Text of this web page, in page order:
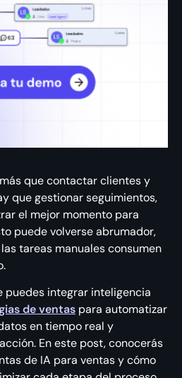
que contactar clientes y
que gestionar seguimientos,
el mejor momento para
puede volverse abrumador,
tareas manuales consumen
puedes integrar inteligencia
de ventas para automatizar
en tiempo real y
En este post, conocerás
de IA para ventas y cómo